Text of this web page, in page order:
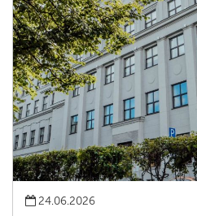
24.06.2026